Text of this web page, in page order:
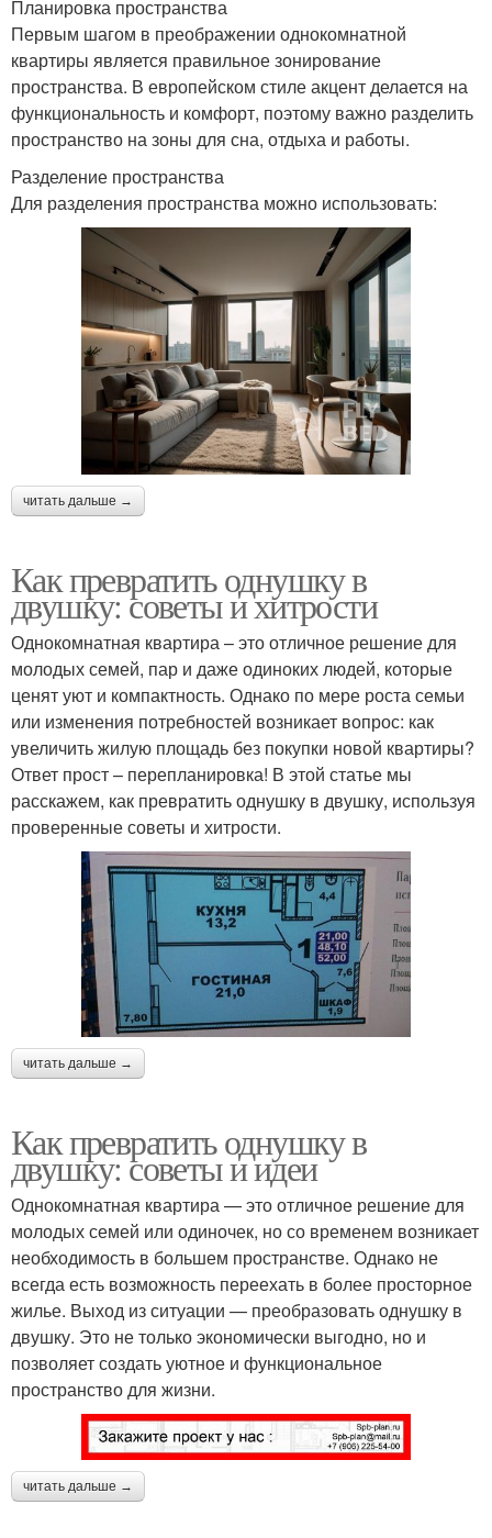
Планировка пространства
Первым шагом в преображении однокомнатной
квартиры является правильное зонирование
пространства. В европейском стиле акцент делается на
функциональность и комфорт, поэтому важно разделить
пространство на зоны для сна, отдыха и работы.
Разделение пространства
Для разделения пространства можно использовать:
читать дальше →
Как превратить однушку в
двушку: советы и хитрости
Однокомнатная квартира – это отличное решение для
молодых семей, пар и даже одиноких людей, которые
ценят уют и компактность. Однако по мере роста семьи
или изменения потребностей возникает вопрос: как
увеличить жилую площадь без покупки новой квартиры?
Ответ прост – перепланировка! В этой статье мы
расскажем, как превратить однушку в двушку, используя
проверенные советы и хитрости.
читать дальше →
Как превратить однушку в
двушку: советы и идеи
Однокомнатная квартира — это отличное решение для
молодых семей или одиночек, но со временем возникает
необходимость в большем пространстве. Однако не
всегда есть возможность переехать в более просторное
жилье. Выход из ситуации — преобразовать однушку в
двушку. Это не только экономически выгодно, но и
позволяет создать уютное и функциональное
пространство для жизни.
читать дальше →